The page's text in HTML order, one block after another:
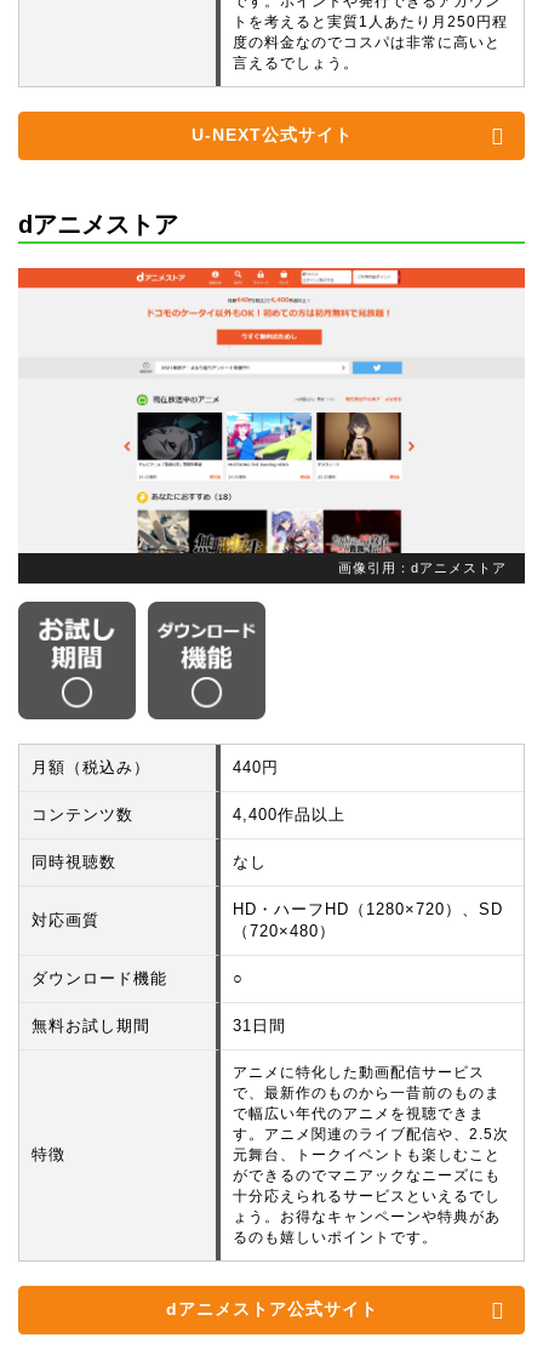
トを考えると実質1人あたり月250円程
度の料金なのでコスパは非常に高いと
言えるでしょう。
U-NEXT公式サイト
dアニメストア
画像引用：dアニメストア
月額（税込み） 440円
コンテンツ数 4,400作品以上
同時視聴数 なし
対応画質
HD・ハーフHD（1280×720）、SD
（720×480）
ダウンロード機能 ○
無料お試し期間 31日間
特徴
アニメに特化した動画配信サービス
で、最新作のものから一昔前のものま
で幅広い年代のアニメを視聴できま
す。アニメ関連のライブ配信や、2.5次
元舞台、トークイベントも楽しむこと
ができるのでマニアックなニーズにも
十分応えられるサービスといえるでし
ょう。お得なキャンペーンや特典があ
るのも嬉しいポイントです。
dアニメストア公式サイト